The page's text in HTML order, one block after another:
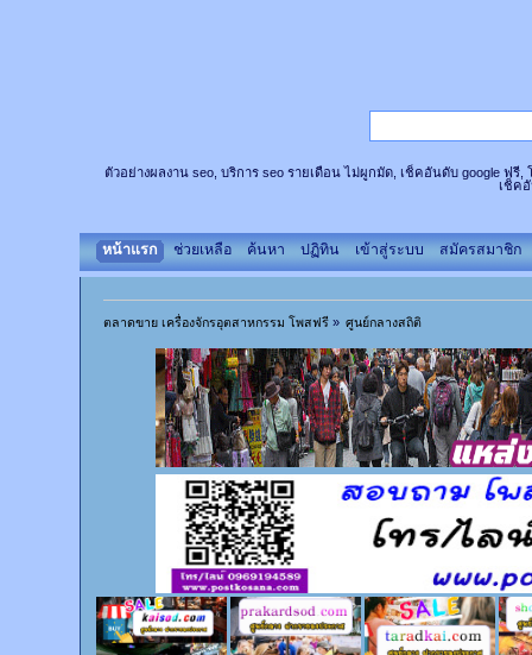
ตัวอย่างผลงาน seo, บริการ seo รายเดือน ไม่ผูกมัด, เช็คอันดับ google ฟรี,
เช็ค
หน้าแรก ช่วยเหลือ ค้นหา ปฏิทิน เข้าสู่ระบบ สมัครสมาชิก
ตลาดขาย เครื่องจักรอุตสาหกรรม โพสฟรี» ศูนย์กลางสถิติ